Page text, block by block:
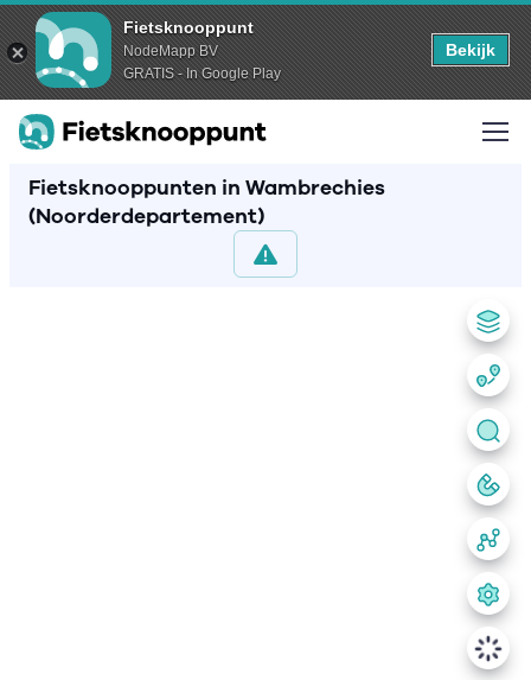
Fietsknooppunt
NodeMapp BV
GRATIS - In Google Play
Bekijk
Fietsknooppunten in Wambrechies
(Noorderdepartement)